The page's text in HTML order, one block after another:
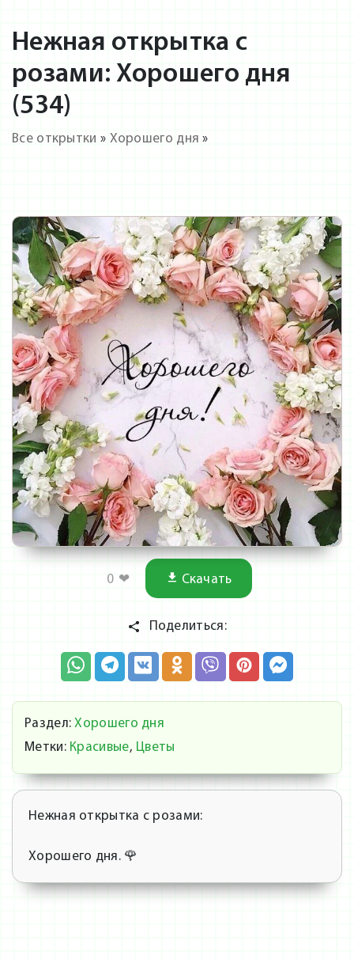
Нежная открытка с
розами: Хорошего дня
(534)
Все открытки » Хорошего дня »
0 ❤ Скачать
Поделиться:
Раздел: Хорошего дня
Метки: Красивые, Цветы
Нежная открытка с розами:
Хорошего дня. 🌹